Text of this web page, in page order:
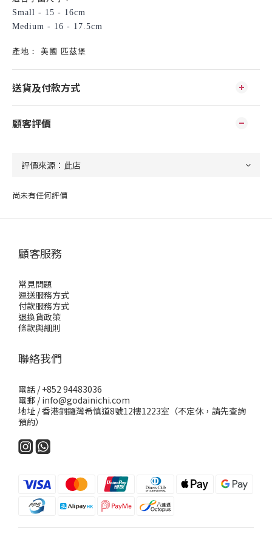
Small - 15 - 16cm
Medium - 16 - 17.5cm
產地： 美國 匹茲堡
送貨及付款方式
顧客評價
尚未有任何評價
顧客服務
常見問題
運送服務方式
付款服務方式
退換貨政策
條款與細則
聯絡我們
電話 / +852 94483036
電郵 / info@godainichi.com
地址 / 香港銅鑼灣希慎道8號12樓1223室（不定休，請先查詢
預約）